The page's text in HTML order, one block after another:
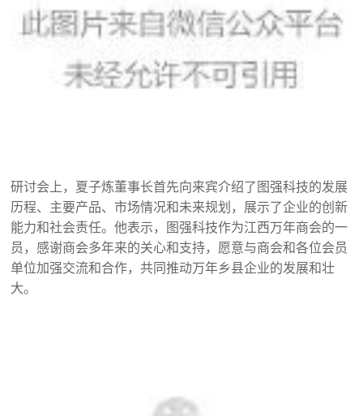
研讨会上，夏子炼董事长首先向来宾介绍了图强科技的发展
历程、主要产品、市场情况和未来规划，展示了企业的创新
能力和社会责任。他表示，图强科技作为江西万年商会的一
员，感谢商会多年来的关心和支持，愿意与商会和各位会员
单位加强交流和合作，共同推动万年乡县企业的发展和壮
大。